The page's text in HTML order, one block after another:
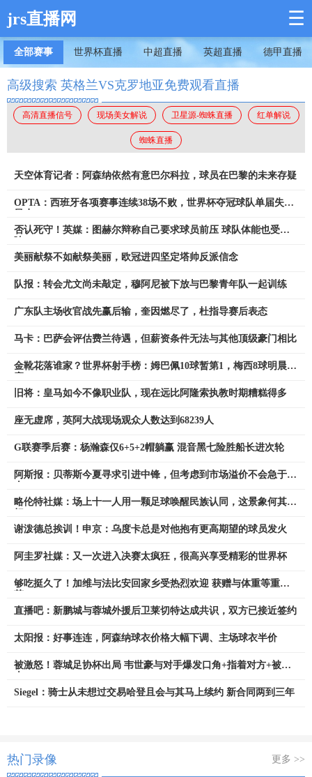
jrs直播网 ☰
全部赛事 世界杯直播 中超直播 英超直播 德甲直播
高级搜索 英格兰VS克罗地亚免费观看直播
高清直播信号 现场美女解说 卫星源-蜘蛛直播 红单解说
蜘蛛直播
天空体育记者：阿森纳依然有意巴尔科拉，球员在巴黎的未来存疑
OPTA：西班牙各项赛事连续38场不败，世界杯夺冠球队单届失球
否认死守！英媒：图赫尔辩称自己要求球员前压 球队体能也受影
美丽献祭不如献祭美丽，欧冠进四坚定塔帅反派信念
队报：转会尤文尚未敲定，穆阿尼被下放与巴黎青年队一起训练
广东队主场收官战先赢后输，奎因燃尽了，杜指导赛后表态
马卡：巴萨会评估费兰待遇，但薪资条件无法与其他顶级豪门相比
金靴花落谁家？世界杯射手榜：姆巴佩10球暂第1，梅西8球明晨决
旧将：皇马如今不像职业队，现在远比阿隆索执教时期糟糕得多
座无虚席，英阿大战现场观众人数达到68239人
G联赛季后赛：杨瀚森仅6+5+2帽躺赢 混音黑七险胜船长进次轮
阿斯报：贝蒂斯今夏寻求引进中锋，但考虑到市场溢价不会急于签
略伦特社媒：场上十一人用一颗足球唤醒民族认同，这景象何其美
谢泼德总挨训！申京：乌度卡总是对他抱有更高期望的球员发火
阿圭罗社媒：又一次进入决赛太疯狂，很高兴享受精彩的世界杯
够吃挺久了！加维与法比安回家乡受热烈欢迎 获赠与体重等重番
直播吧：新鹏城与蓉城外援后卫莱切特达成共识，双方已接近签约
太阳报：好事连连，阿森纳球衣价格大幅下调、主场球衣半价
被激怒！蓉城足协杯出局 韦世豪与对手爆发口角+指着对方+被拉
Siegel：骑士从未想过交易哈登且会与其马上续约 新合同两到三年
热门录像 更多 >>